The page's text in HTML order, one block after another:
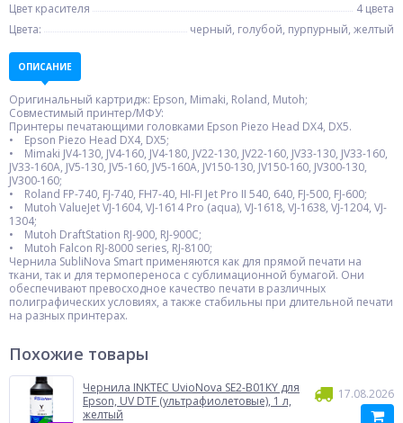
Цвет красителя
4 цвета
Цвета:
черный, голубой, пурпурный, желтый
ОПИСАНИЕ
Оригинальный картридж: Epson, Mimaki, Roland, Mutoh;
Совместимый принтер/МФУ:
Принтеры печатающими головками Epson Piezo Head DX4, DX5.
• Epson Piezo Head DX4, DX5;
• Mimaki JV4-130, JV4-160, JV4-180, JV22-130, JV22-160, JV33-130, JV33-160,
JV33-160A, JV5-130, JV5-160, JV5-160A, JV150-130, JV150-160, JV300-130,
JV300-160;
• Roland FP-740, FJ-740, FH7-40, HI-FI Jet Pro II 540, 640, FJ-500, FJ-600;
• Mutoh ValueJet VJ-1604, VJ-1614 Pro (aqua), VJ-1618, VJ-1638, VJ-1204, VJ-
1304;
• Mutoh DraftStation RJ-900, RJ-900C;
• Mutoh Falcon RJ-8000 series, RJ-8100;
Чернила SubliNova Smart применяются как для прямой печати на
ткани, так и для термопереноса с сублимационной бумагой. Они
обеспечивают превосходное качество печати в различных
полиграфических условиях, а также стабильны при длительной печати
на разных принтерах.
Похожие товары
Чернила INKTEC UvioNova SE2-B01KY для
Epson, UV DTF (ультрафиолетовые), 1 л,
желтый
17.08.2026